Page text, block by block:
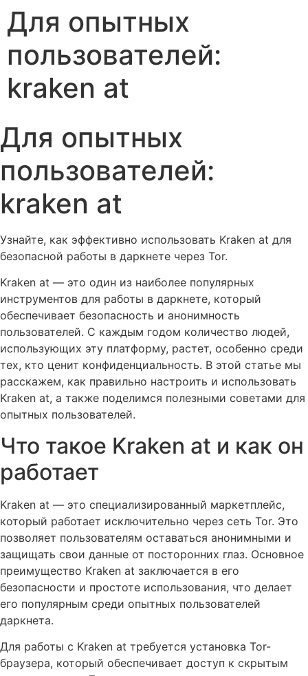
Для опытных
пользователей:
kraken at
Для опытных
пользователей:
kraken at
Узнайте, как эффективно использовать Kraken at для
безопасной работы в даркнете через Tor.
Kraken at — это один из наиболее популярных
инструментов для работы в даркнете, который
обеспечивает безопасность и анонимность
пользователей. С каждым годом количество людей,
использующих эту платформу, растет, особенно среди
тех, кто ценит конфиденциальность. В этой статье мы
расскажем, как правильно настроить и использовать
Kraken at, а также поделимся полезными советами для
опытных пользователей.
Что такое Kraken at и как он
работает
Kraken at — это специализированный маркетплейс,
который работает исключительно через сеть Tor. Это
позволяет пользователям оставаться анонимными и
защищать свои данные от посторонних глаз. Основное
преимущество Kraken at заключается в его
безопасности и простоте использования, что делает
его популярным среди опытных пользователей
даркнета.
Для работы с Kraken at требуется установка Tor-
браузера, который обеспечивает доступ к скрытым